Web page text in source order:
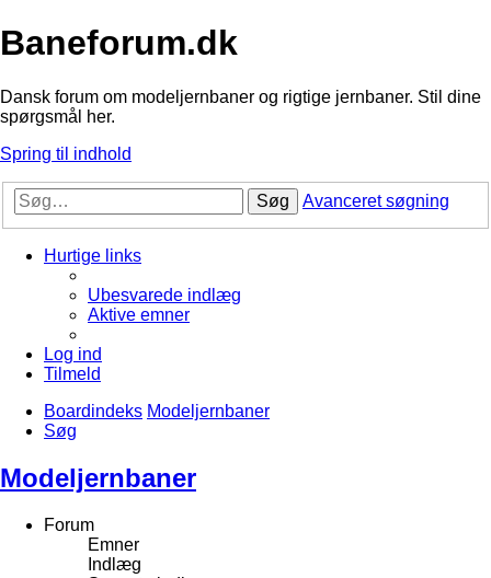
Baneforum.dk
Dansk forum om modeljernbaner og rigtige jernbaner. Stil dine
spørgsmål her.
Spring til indhold
Søg Avanceret søgning
Hurtige links
Ubesvarede indlæg
Aktive emner
Log ind
Tilmeld
Boardindeks Modeljernbaner
Søg
Modeljernbaner
Forum
Emner
Indlæg